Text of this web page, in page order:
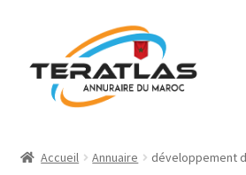
navigation
contenu
Accueil Annuaire développement